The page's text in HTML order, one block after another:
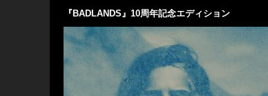
『BADLANDS』10周年記念エディション